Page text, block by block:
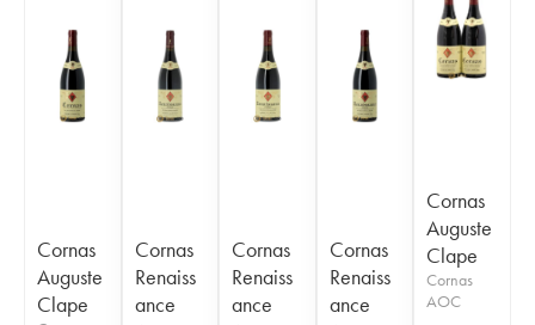
Cornas
Auguste
Clape
Cornas
Renaiss
ance
Cornas
Renaiss
ance
Cornas
Renaiss
ance
Cornas
Auguste
Clape
Cornas
AOC